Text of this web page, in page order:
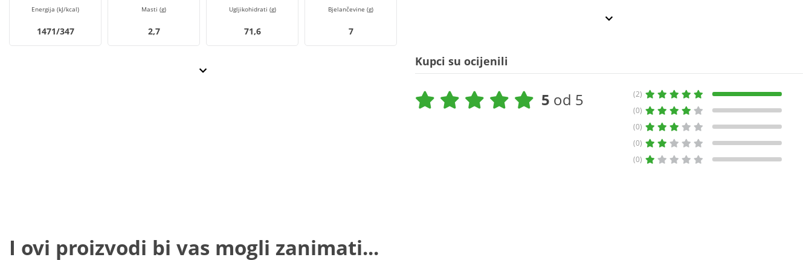
Energija (kJ/kcal)
1471/347
Masti (g)
2,7
Ugljikohidrati (g)
71,6
Bjelančevine (g)
7
Kupci su ocijenili
5 od 5
(2)
(0)
(0)
(0)
(0)
I ovi proizvodi bi vas mogli zanimati...